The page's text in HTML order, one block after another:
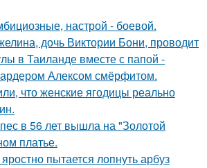
настрой - боевой.
дочь Виктории Бони, проводит
в Таиланде вместе с папой -
Алексом смёрфитом.
что женские ягодицы реально
в 56 лет вышла на "Золотой
платье.
пытается лопнуть арбуз